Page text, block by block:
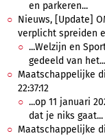
en parkeren...
Nieuws, [Update]
verplicht spreiden
...Welzijn en
gedeeld van het...
Maatschappelijke
22:37:12
...op 11 januari
dat je niks gaat...
Maatschappelijke